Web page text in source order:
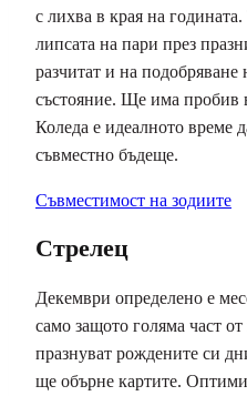
с лихва в края на
липсата на пари през
разчитат и на
състояние. Ще има пробив
Коледа е идеалното време
съвместно бъдеще.
Съвместимост на зодиите
Стрелец
Декември определено е
само защото голяма част
празнуват рождените си
ще обърне картите.